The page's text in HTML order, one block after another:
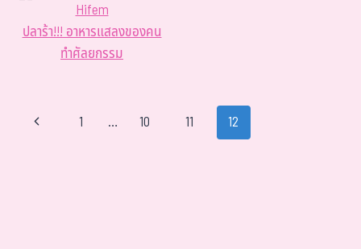
Hifem
ปลาร้า!!! อาหารแสลงของคน
ทำศัลยกรรม
1 … 10 11 12